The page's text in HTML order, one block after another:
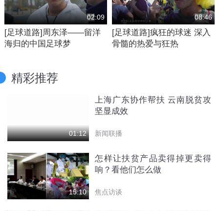
02:09
[足球道路]周东泽——留洋
海归的中国足球梦
08:46
[足球道路]疯狂的球迷 深入
骨髓的热爱与狂热
精彩推荐
01:12
上海广东协作帮扶 云南脱贫攻
坚显成效
新闻联播
15:10
怎样让扶贫产品卖得掉更卖得
响？看他们怎么做
焦点访谈